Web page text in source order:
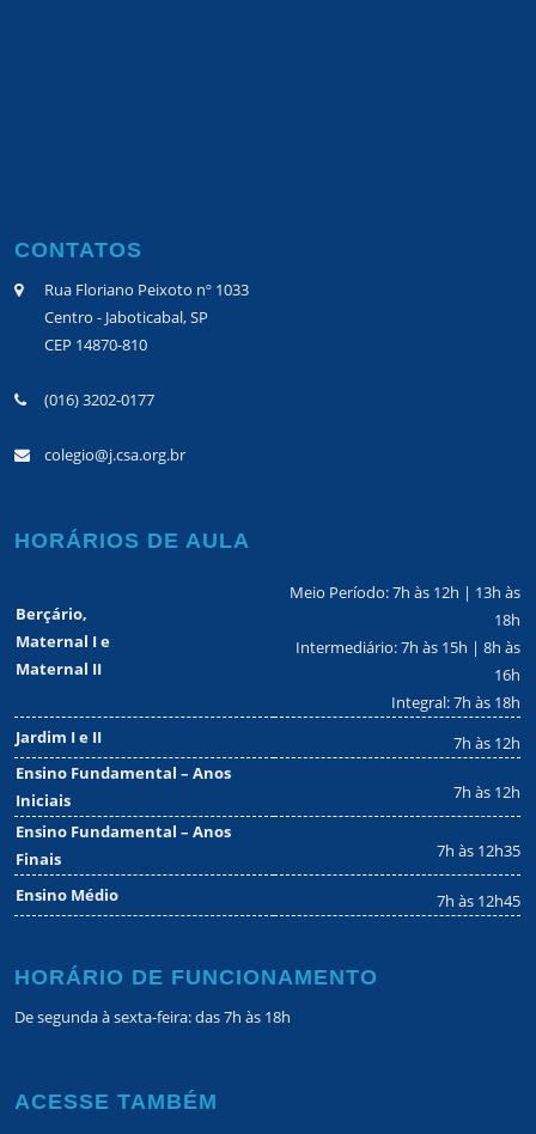
CONTATOS
Rua Floriano Peixoto nº 1033
Centro - Jaboticabal, SP
CEP 14870-810
(016) 3202-0177
colegio@j.csa.org.br
HORÁRIOS DE AULA
Berçário,
Maternal I e
Maternal II
Meio Período: 7h às 12h | 13h às
18h
Intermediário: 7h às 15h | 8h às
16h
Integral: 7h às 18h
Jardim I e II
7h às 12h
Ensino Fundamental – Anos
Iniciais
7h às 12h
Ensino Fundamental – Anos
Finais
7h às 12h35
Ensino Médio 7h às 12h45
HORÁRIO DE FUNCIONAMENTO
De segunda à sexta-feira: das 7h às 18h
ACESSE TAMBÉM